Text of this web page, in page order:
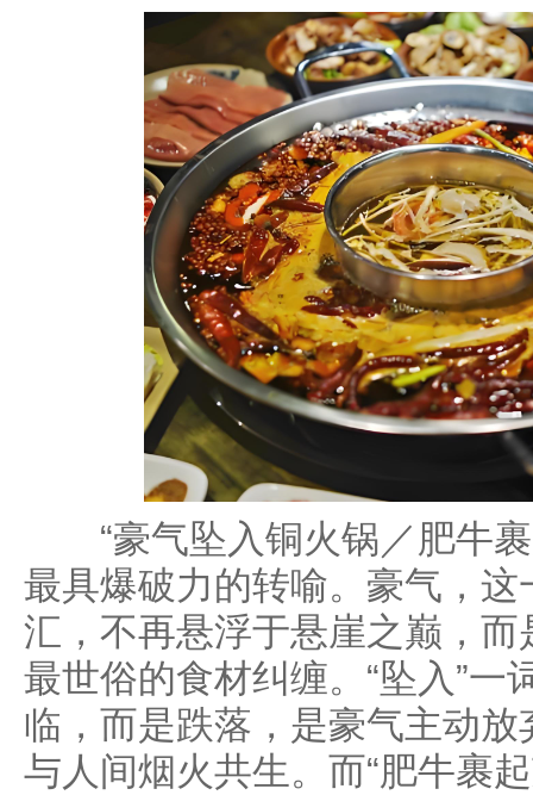
“豪气坠入铜火锅／肥牛
最具爆破力的转喻。豪气，
汇，不再悬浮于悬崖之巅，
最世俗的食材纠缠。“坠入”一
临，而是跌落，是豪气主动
与人间烟火共生。而“肥牛裹